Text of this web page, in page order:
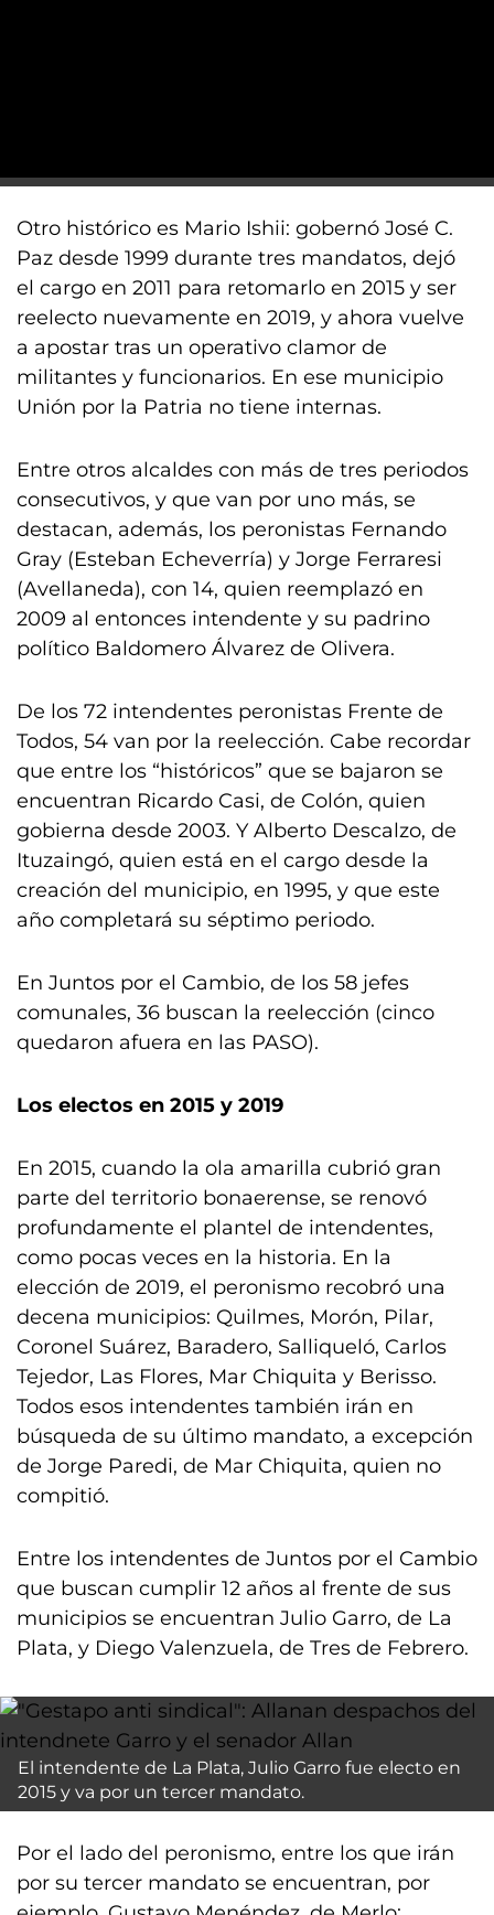
Otro histórico es Mario Ishii: gobernó José C.
Paz desde 1999 durante tres mandatos, dejó
el cargo en 2011 para retomarlo en 2015 y ser
reelecto nuevamente en 2019, y ahora vuelve
a apostar tras un operativo clamor de
militantes y funcionarios. En ese municipio
Unión por la Patria no tiene internas.
Entre otros alcaldes con más de tres periodos
consecutivos, y que van por uno más, se
destacan, además, los peronistas Fernando
Gray (Esteban Echeverría) y Jorge Ferraresi
(Avellaneda), con 14, quien reemplazó en
2009 al entonces intendente y su padrino
político Baldomero Álvarez de Olivera.
De los 72 intendentes peronistas Frente de
Todos, 54 van por la reelección. Cabe recordar
que entre los “históricos” que se bajaron se
encuentran Ricardo Casi, de Colón, quien
gobierna desde 2003. Y Alberto Descalzo, de
Ituzaingó, quien está en el cargo desde la
creación del municipio, en 1995, y que este
año completará su séptimo periodo.
En Juntos por el Cambio, de los 58 jefes
comunales, 36 buscan la reelección (cinco
quedaron afuera en las PASO).
Los electos en 2015 y 2019
En 2015, cuando la ola amarilla cubrió gran
parte del territorio bonaerense, se renovó
profundamente el plantel de intendentes,
como pocas veces en la historia. En la
elección de 2019, el peronismo recobró una
decena municipios: Quilmes, Morón, Pilar,
Coronel Suárez, Baradero, Salliqueló, Carlos
Tejedor, Las Flores, Mar Chiquita y Berisso.
Todos esos intendentes también irán en
búsqueda de su último mandato, a excepción
de Jorge Paredi, de Mar Chiquita, quien no
compitió.
Entre los intendentes de Juntos por el Cambio
que buscan cumplir 12 años al frente de sus
municipios se encuentran Julio Garro, de La
Plata, y Diego Valenzuela, de Tres de Febrero.
El intendente de La Plata, Julio Garro fue electo en
2015 y va por un tercer mandato.
Por el lado del peronismo, entre los que irán
por su tercer mandato se encuentran, por